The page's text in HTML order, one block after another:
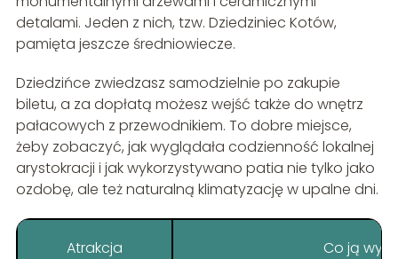
detalami. Jeden z nich, tzw. Dziedziniec Kotów,
pamięta jeszcze średniowiecze.
Dziedzińce zwiedzasz samodzielnie po zakupie
biletu, a za dopłatą możesz wejść także do wnętrz
pałacowych z przewodnikiem. To dobre miejsce,
żeby zobaczyć, jak wyglądała codzienność lokalnej
arystokracji i jak wykorzystywano patia nie tylko jako
ozdobę, ale też naturalną klimatyzację w upalne dni.
Atrakcja Co ją